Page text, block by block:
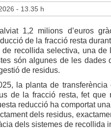
- 13.35 h
1,2 milions d’euros
de la fracció resta
recollida selectiva, una de
són algunes de les dades
de residus.
la planta de
de la fracció resta, fet que
reducció ha comportat
dels residus,
dels sistemes de recollida